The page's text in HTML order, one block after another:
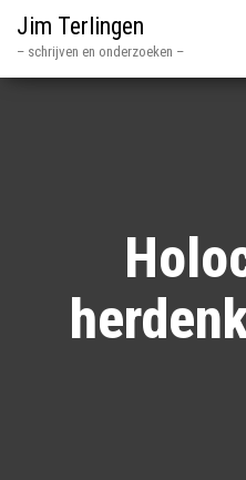
Jim Terlingen
– schrijven en onderzoeken –